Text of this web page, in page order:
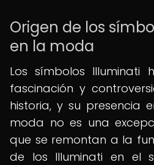
Origen de los
en la moda
Los símbolos Illuminati
fascinación y
historia, y su presencia
moda no es una
que se remontan a la
de los Illuminati en el